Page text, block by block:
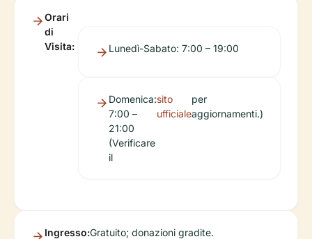
Orari
di
Visita:
Lunedì-Sabato: 7:00 – 19:00
Domenica:
7:00 –
21:00
(Verificare
il
sito
ufficiale
per
aggiornamenti.)
Ingresso:Gratuito; donazioni gradite.